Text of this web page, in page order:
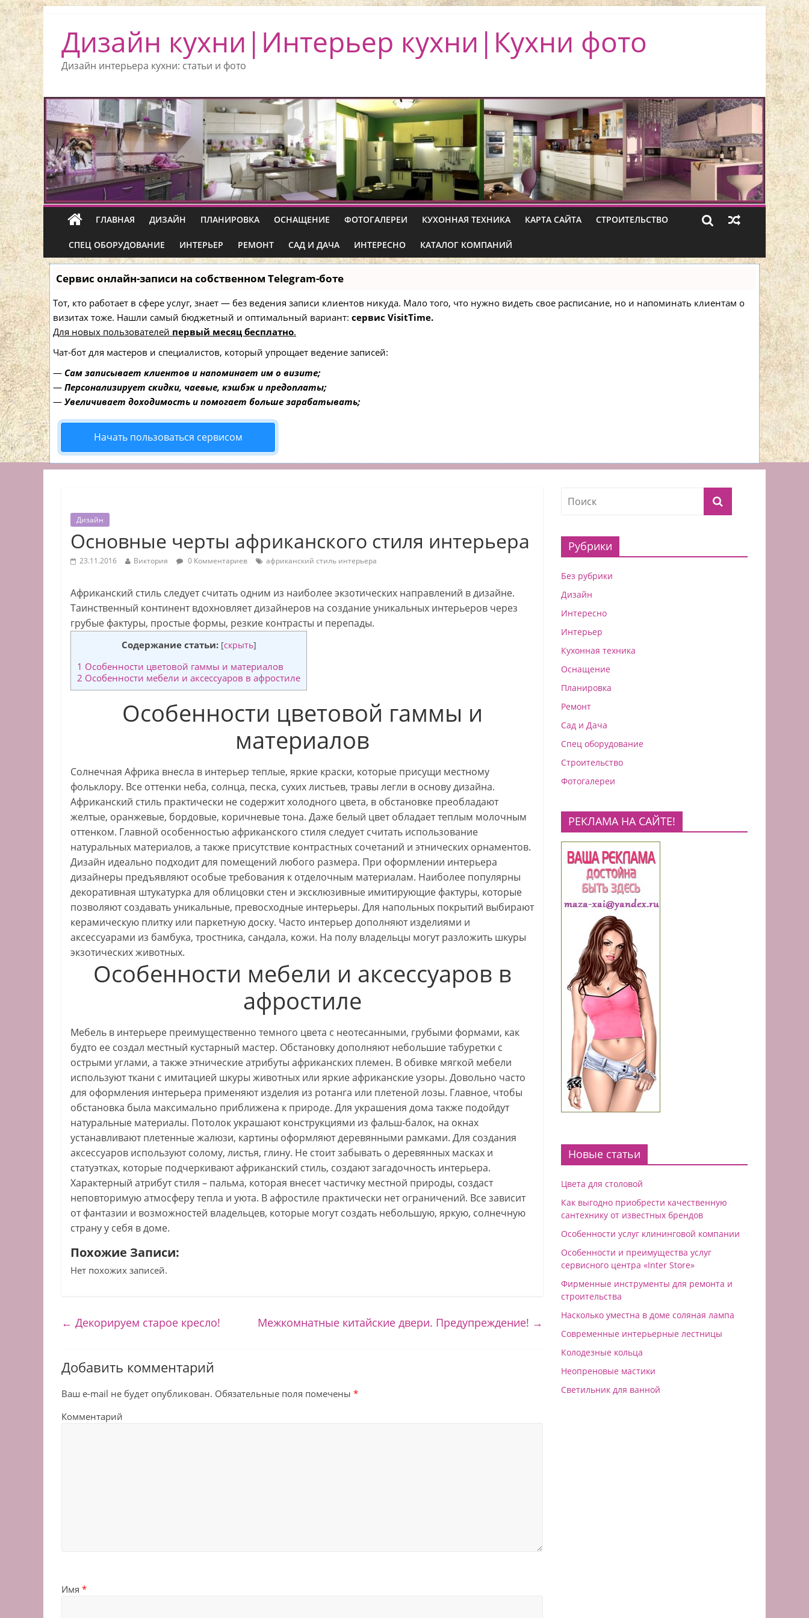
Дизайн кухни|Интерьер кухни|Кухни фото
Дизайн интерьера кухни: статьи и фото
ГЛАВНАЯ ДИЗАЙН ПЛАНИРОВКА ОСНАЩЕНИЕ ФОТОГАЛЕРЕИ КУХОННАЯ ТЕХНИКА КАРТА САЙТА СТРОИТЕЛЬСТВО
СПЕЦ ОБОРУДОВАНИЕ ИНТЕРЬЕР РЕМОНТ САД И ДАЧА ИНТЕРЕСНО КАТАЛОГ КОМПАНИЙ
Сервис онлайн-записи на собственном Telegram-боте
Тот, кто работает в сфере услуг, знает — без ведения записи клиентов никуда. Мало того, что нужно видеть свое расписание, но и напоминать клиентам о
визитах тоже. Нашли самый бюджетный и оптимальный вариант: сервис VisitTime.
Для новых пользователей первый месяц бесплатно.
Чат-бот для мастеров и специалистов, который упрощает ведение записей:
— Сам записывает клиентов и напоминает им о визите;
— Персонализирует скидки, чаевые, кэшбэк и предоплаты;
— Увеличивает доходимость и помогает больше зарабатывать;
Начать пользоваться сервисом
Дизайн
Основные черты африканского стиля интерьера
23.11.2016 Виктория 0 Комментариев африканский стиль интерьера
Африканский стиль следует считать одним из наиболее экзотических направлений в дизайне.
Таинственный континент вдохновляет дизайнеров на создание уникальных интерьеров через
грубые фактуры, простые формы, резкие контрасты и перепады.
Содержание статьи: [скрыть]
1 Особенности цветовой гаммы и материалов
2 Особенности мебели и аксессуаров в афростиле
Особенности цветовой гаммы и
материалов
Солнечная Африка внесла в интерьер теплые, яркие краски, которые присущи местному
фольклору. Все оттенки неба, солнца, песка, сухих листьев, травы легли в основу дизайна.
Африканский стиль практически не содержит холодного цвета, в обстановке преобладают
желтые, оранжевые, бордовые, коричневые тона. Даже белый цвет обладает теплым молочным
оттенком. Главной особенностью африканского стиля следует считать использование
натуральных материалов, а также присутствие контрастных сочетаний и этнических орнаментов.
Дизайн идеально подходит для помещений любого размера. При оформлении интерьера
дизайнеры предъявляют особые требования к отделочным материалам. Наиболее популярны
декоративная штукатурка для облицовки стен и эксклюзивные имитирующие фактуры, которые
позволяют создавать уникальные, превосходные интерьеры. Для напольных покрытий выбирают
керамическую плитку или паркетную доску. Часто интерьер дополняют изделиями и
аксессуарами из бамбука, тростника, сандала, кожи. На полу владельцы могут разложить шкуры
экзотических животных.
Особенности мебели и аксессуаров в
афростиле
Мебель в интерьере преимущественно темного цвета с неотесанными, грубыми формами, как
будто ее создал местный кустарный мастер. Обстановку дополняют небольшие табуретки с
острыми углами, а также этнические атрибуты африканских племен. В обивке мягкой мебели
используют ткани с имитацией шкуры животных или яркие африканские узоры. Довольно часто
для оформления интерьера применяют изделия из ротанга или плетеной лозы. Главное, чтобы
обстановка была максимально приближена к природе. Для украшения дома также подойдут
натуральные материалы. Потолок украшают конструкциями из фальш-балок, на окнах
устанавливают плетенные жалюзи, картины оформляют деревянными рамками. Для создания
аксессуаров используют солому, листья, глину. Не стоит забывать о деревянных масках и
статуэтках, которые подчеркивают африканский стиль, создают загадочность интерьера.
Характерный атрибут стиля – пальма, которая внесет частичку местной природы, создаст
неповторимую атмосферу тепла и уюта. В афростиле практически нет ограничений. Все зависит
от фантазии и возможностей владельцев, которые могут создать небольшую, яркую, солнечную
страну у себя в доме.
Похожие Записи:
Нет похожих записей.
← Декорируем старое кресло! Межкомнатные китайские двери. Предупреждение! →
Добавить комментарий
Ваш e-mail не будет опубликован. Обязательные поля помечены *
Комментарий
Имя *
Рубрики
Без рубрики
Дизайн
Интересно
Интерьер
Кухонная техника
Оснащение
Планировка
Ремонт
Сад и Дача
Спец оборудование
Строительство
Фотогалереи
РЕКЛАМА НА САЙТЕ!
Новые статьи
Цвета для столовой
Как выгодно приобрести качественную
сантехнику от известных брендов
Особенности услуг клининговой компании
Особенности и преимущества услуг
сервисного центра «Inter Store»
Фирменные инструменты для ремонта и
строительства
Насколько уместна в доме соляная лампа
Современные интерьерные лестницы
Колодезные кольца
Неопреновые мастики
Светильник для ванной